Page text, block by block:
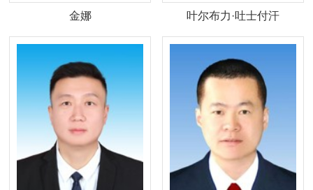
金娜 叶尔布力·吐士付汗